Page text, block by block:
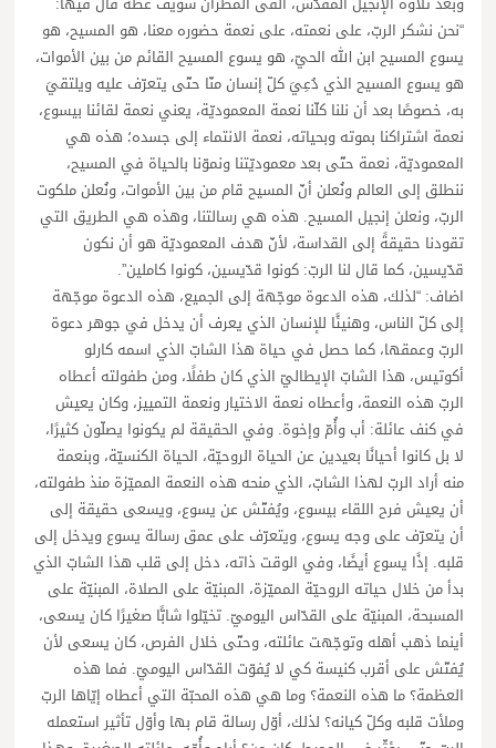
“نحن نشكر الربّ، على نعمته، على نعمة حضوره معنا، هو المسيح، هو
يسوع المسيح ابن الله الحيّ، هو يسوع المسيح القائم من بين الأموات،
هو يسوع المسيح الذي دُعِيَ كلّ إنسان منّا حتّى يتعرّف عليه ويلتقيَ
به، خصوصًا بعد أن نلنا كلّنا نعمة المعموديّة، يعني نعمة لقائنا بيسوع،
نعمة اشتراكنا بموته وبحياته، نعمة الانتماء إلى جسده؛ هذه هي
المعموديّة، نعمة حتّى بعد معموديّتنا ونموّنا بالحياة في المسيح،
ننطلق إلى العالم ونُعلن أنّ المسيح قام من بين الأموات، ونُعلن ملكوت
الربّ، ونعلن إنجيل المسيح. هذه هي رسالتنا، وهذه هي الطريق التي
تقودنا حقيقةً إلى القداسة، لأنّ هدف المعموديّة هو أن نكون
قدّيسين، كما قال لنا الربّ: كونوا قدّيسين، كونوا كاملين”.
اضاف: “لذلك، هذه الدعوة موجّهة إلى الجميع، هذه الدعوة موجّهة
إلى كلّ الناس، وهنيئًا للإنسان الذي يعرف أن يدخل في جوهر دعوة
الربّ وعمقها، كما حصل في حياة هذا الشابّ الذي اسمه كارلو
أكوتيس، هذا الشابّ الإيطاليّ الذي كان طفلًا، ومن طفولته أعطاه
الربّ هذه النعمة، وأعطاه نعمة الاختيار ونعمة التمييز، وكان يعيش
في كنف عائلة: أب وأُمّ وإخوة. وفي الحقيقة لم يكونوا يصلّون كثيرًا،
لا بل كانوا أحيانًا بعيدين عن الحياة الروحيّة، الحياة الكنسيّة، وبنعمة
منه أراد الربّ لهذا الشابّ، الذي منحه هذه النعمة المميّزة منذ طفولته،
أن يعيش فرح اللقاء بيسوع، ويُفتّش عن يسوع، ويسعى حقيقة إلى
أن يتعرّف على وجه يسوع، ويتعرّف على عمق رسالة يسوع ويدخل إلى
قلبه. إذًا يسوع أيضًا، وفي الوقت ذاته، دخل إلى قلب هذا الشابّ الذي
بدأ من خلال حياته الروحيّة المميّزة، المبنيّة على الصلاة، المبنيّة على
المسبحة، المبنيّة على القدّاس اليوميّ. تخيّلوا شابًّا صغيرًا كان يسعى،
أينما ذهب أهله وتوجّهت عائلته، وحتّى خلال الفرص، كان يسعى لأن
يُفتّش على أقرب كنيسة كي لا يُفوّت القدّاس اليوميّ. فما هذه
العظمة؟ ما هذه النعمة؟ وما هي هذه المحبّة التي أعطاه إيّاها الربّ
وملأت قلبه وكلّ كيانه؟ لذلك، أوّل رسالة قام بها وأوّل تأثير استعمله